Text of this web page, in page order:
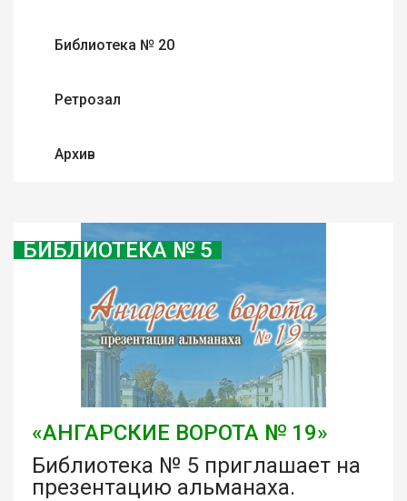
Библиотека № 20
Ретрозал
Архив
БИБЛИОТЕКА № 5
«АНГАРСКИЕ ВОРОТА № 19»
Библиотека № 5 приглашает на
презентацию альманаха.